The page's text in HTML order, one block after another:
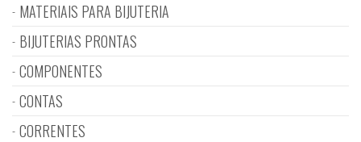
MATERIAIS PARA BIJUTERIA
BIJUTERIAS PRONTAS
COMPONENTES
CONTAS
CORRENTES